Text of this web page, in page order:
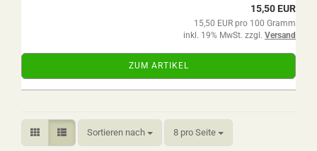
15,50 EUR
15,50 EUR pro 100 Gramm
inkl. 19% MwSt. zzgl. Versand
ZUM ARTIKEL
Sortieren nach
Sortieren nach 8 pro Seite
pro Seite